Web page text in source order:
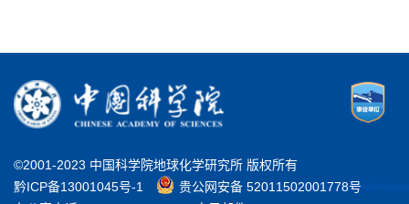
©2001-2023 中国科学院地球化学研究所 版权所有
黔ICP备13001045号-1
贵公网安备 52011502001778号